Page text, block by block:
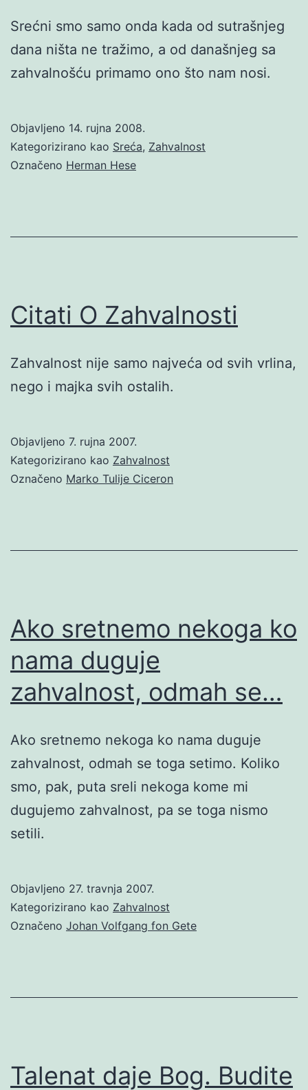
Srećni smo samo onda kada od sutrašnjeg
dana ništa ne tražimo, a od današnjeg sa
zahvalnošću primamo ono što nam nosi.
Objavljeno 14. rujna 2008.
Kategorizirano kao Sreća, Zahvalnost
Označeno Herman Hese
Citati O Zahvalnosti
Zahvalnost nije samo najveća od svih vrlina,
nego i majka svih ostalih.
Objavljeno 7. rujna 2007.
Kategorizirano kao Zahvalnost
Označeno Marko Tulije Ciceron
Ako sretnemo nekoga ko
nama duguje
zahvalnost, odmah se…
Ako sretnemo nekoga ko nama duguje
zahvalnost, odmah se toga setimo. Koliko
smo, pak, puta sreli nekoga kome mi
dugujemo zahvalnost, pa se toga nismo
setili.
Objavljeno 27. travnja 2007.
Kategorizirano kao Zahvalnost
Označeno Johan Volfgang fon Gete
Talenat daje Bog. Budite